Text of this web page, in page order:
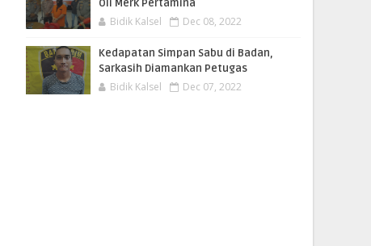
Oli Merk Pertamina
Bidik Kalsel Dec 08, 2022
Kedapatan Simpan Sabu di Badan,
Sarkasih Diamankan Petugas
Bidik Kalsel Dec 07, 2022